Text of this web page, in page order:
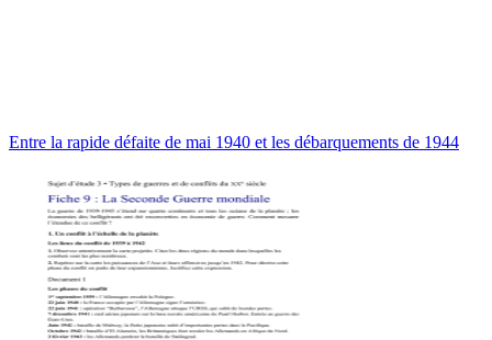
Entre la rapide défaite de mai 1940 et les débarquements de 1944